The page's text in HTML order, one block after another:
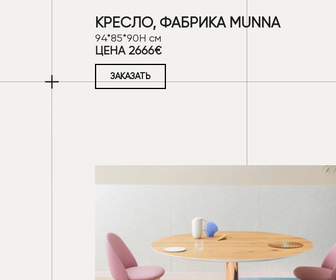
КРЕСЛО, ФАБРИКА MUNNA
94*85*90Н см
ЦЕНА 2666€
ЗАКАЗАТЬ